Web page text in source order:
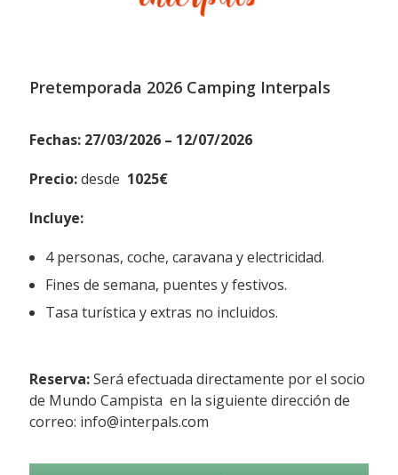
Pretemporada 2026 Camping Interpals
Fechas: 27/03/2026 – 12/07/2026
Precio:desde 1025€
Incluye:
4 personas, coche, caravana y electricidad.
Fines de semana, puentes y festivos.
Tasa turística y extras no incluidos.
Reserva:Será efectuada directamente por el socio
de Mundo Campista en la siguiente dirección de
correo: info@interpals.com